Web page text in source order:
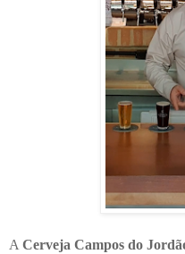
A Cerveja Campos do